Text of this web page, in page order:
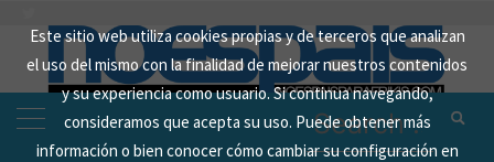
Este sitio web utiliza cookies propias y de terceros que analizan
el uso del mismo con la finalidad de mejorar nuestros contenidos
y su experiencia como usuario. Si continua navegando,
consideramos que acepta su uso. Puede obtener más
información o bien conocer cómo cambiar su configuración en
content
Search
for: